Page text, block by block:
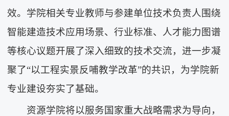
效。学院相关专业教师与参建单位技术负责人围绕
智能建造技术应用场景、行业标准、人才能力图谱
等核心议题开展了深入细致的技术交流，进一步凝
聚了“以工程实景反哺教学改革”的共识，为学院新
专业建设夯实了基础。
资源学院将以服务国家重大战略需求为导向，